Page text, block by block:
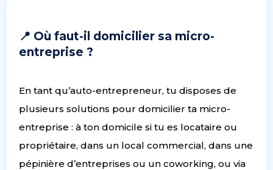
📍 Où faut-il domicilier sa micro-
entreprise ?
En tant qu’auto-entrepreneur, tu disposes de
plusieurs solutions pour domicilier ta micro-
entreprise : à ton domicile si tu es locataire ou
propriétaire, dans un local commercial, dans une
pépinière d’entreprises ou un coworking, ou via